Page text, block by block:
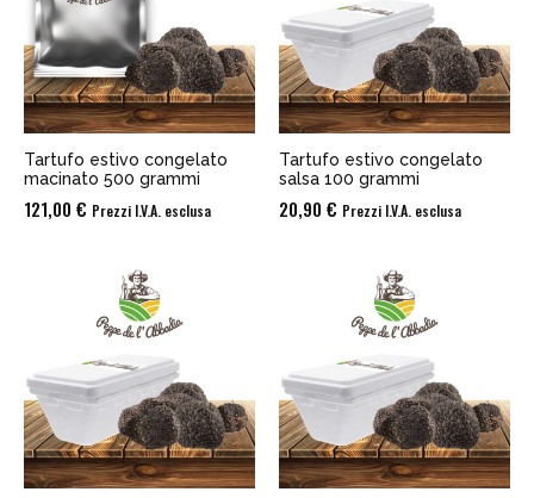
Tartufo estivo congelato
macinato 500 grammi
121,00 € Prezzi I.V.A. esclusa
Tartufo estivo congelato
salsa 100 grammi
20,90 € Prezzi I.V.A. esclusa